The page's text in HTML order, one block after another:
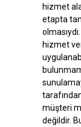
hizmet
etapta
hizmet
müşteri
değildir.